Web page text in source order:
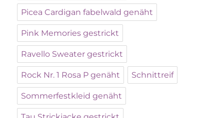
Picea Cardigan fabelwald genäht
Pink Memories gestrickt
Ravello Sweater gestrickt
Rock Nr. 1 Rosa P genäht Schnittreif
Sommerfestkleid genäht